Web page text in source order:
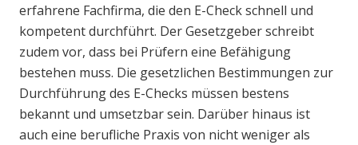
erfahrene Fachfirma, die den E-Check schnell und
kompetent durchführt. Der Gesetzgeber schreibt
zudem vor, dass bei Prüfern eine Befähigung
bestehen muss. Die gesetzlichen Bestimmungen zur
Durchführung des E-Checks müssen bestens
bekannt und umsetzbar sein. Darüber hinaus ist
auch eine berufliche Praxis von nicht weniger als